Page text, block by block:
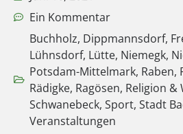
Ein Kommentar
Buchholz, Dippmannsdorf,
Lühnsdorf, Lütte, Niemegk,
Potsdam-Mittelmark, Raben,
Rädigke, Ragösen, Religion &
Schwanebeck, Sport, Stadt
Veranstaltungen